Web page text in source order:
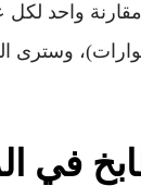
واحد
وسترى
في